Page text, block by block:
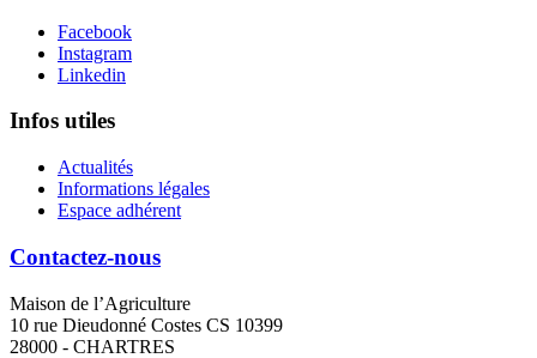
Facebook
Instagram
Linkedin
Infos utiles
Actualités
Informations légales
Espace adhérent
Contactez-nous
Maison de l’Agriculture
10 rue Dieudonné Costes CS 10399
28000 - CHARTRES